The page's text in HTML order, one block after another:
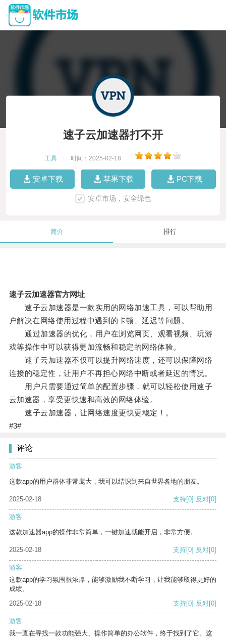
速子云加速器打不开
工具 时间：2025-02-18
安卓下载 苹果下载 PC下载
安卓市场，安全绿色
简介 排行
速子云加速器官方网址
速子云加速器是一款实用的网络加速工具，可以帮助用
户解决在网络使用过程中遇到的卡顿、延迟等问题。
通过加速器的优化，用户在浏览网页、观看视频、玩游
戏等操作中可以获得更加流畅和稳定的网络体验。
速子云加速器不仅可以提升网络速度，还可以保障网络
连接的稳定性，让用户不再担心网络中断或者延迟的情况。
用户只需要通过简单的配置步骤，就可以轻松使用速子
云加速器，享受更快速和高效的网络体验。
速子云加速器，让网络速度更快更稳定！。
#3#
评论
游客
这款app的用户群体非常庞大，我可以结识到来自世界各地的朋友。
2025-02-18 支持[0] 反对[0]
游客
这款加速器app的操作非常简单，一键加速就能开启，非常方便。
2025-02-18 支持[0] 反对[0]
游客
这款app的学习氛围很浓厚，能够激励我不断学习，让我能够取得更好的
成绩。
2025-02-18
支持[0] 反对[0]
游客
我一直在寻找一款功能强大、操作简单的办公软件，终于找到了它。这